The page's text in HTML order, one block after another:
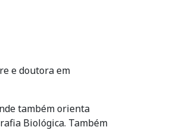
e doutora em
também orienta
Biológica. Também